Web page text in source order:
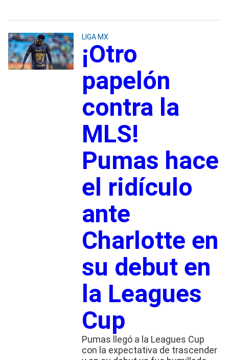
LIGA MX
¡Otro
papelón
contra la
MLS!
Pumas hace
el ridículo
ante
Charlotte en
su debut en
la Leagues
Cup
Pumas llegó a la Leagues Cup
con la expectativa de trascender